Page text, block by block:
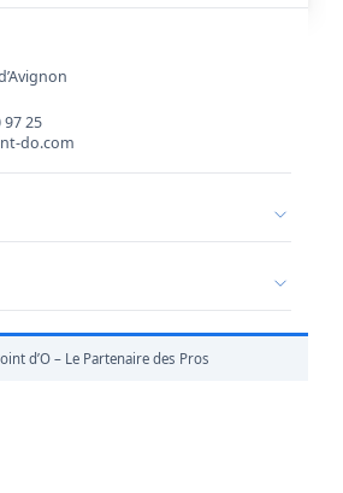
97 25
do.com
vente
d’O – Le Partenaire des Pros